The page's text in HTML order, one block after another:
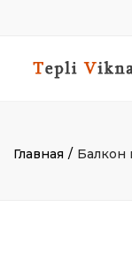
Главная Балкон